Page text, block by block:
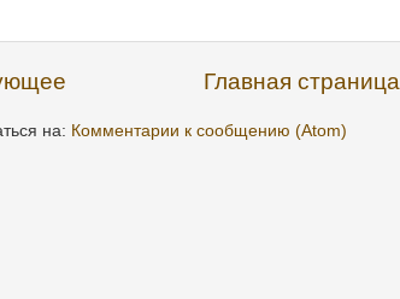
Главная страница
на: Комментарии к сообщению (Atom)